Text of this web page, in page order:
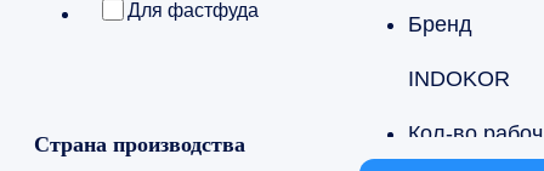
Для фастфуда
Страна производства
Бренд
INDOKOR